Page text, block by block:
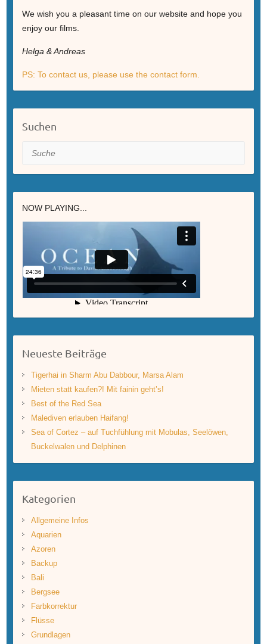
We wish you a pleasant time on our website and hope you
enjoy our films.
Helga & Andreas
PS: To contact us, please use the contact form.
Suchen
Suche
NOW PLAYING...
Neueste Beiträge
Tigerhai in Sharm Abu Dabbour, Marsa Alam
Mieten statt kaufen?! Mit fainin geht’s!
Best of the Red Sea
Malediven erlauben Haifang!
Sea of Cortez – auf Tuchfühlung mit Mobulas, Seelöwen,
Buckelwalen und Delphinen
Kategorien
Allgemeine Infos
Aquarien
Azoren
Backup
Bali
Bergsee
Farbkorrektur
Flüsse
Grundlagen